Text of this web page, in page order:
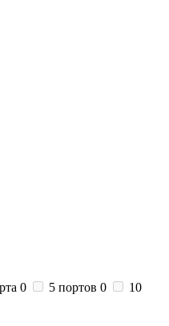
0 5 портов 0
10